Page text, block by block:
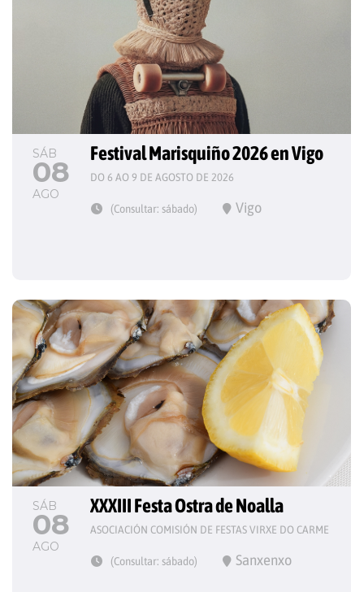
SÁB
08
AGO
Festival Marisquiño 2026 en Vigo
DO 6 AO 9 DE AGOSTO DE 2026
(Consultar: sábado) Vigo
SÁB
08
AGO
XXXIII Festa Ostra de Noalla
ASOCIACIÓN COMISIÓN DE FESTAS VIRXE DO CARME
(Consultar: sábado) Sanxenxo